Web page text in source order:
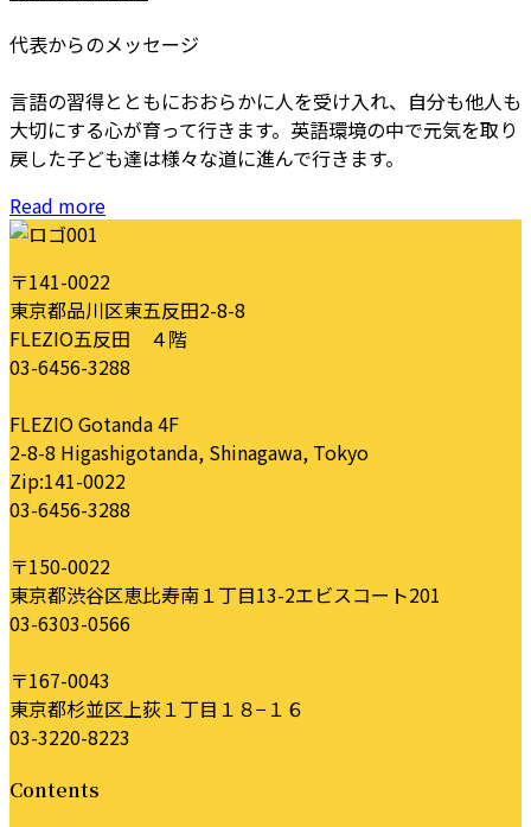
代表からのメッセージ
言語の習得とともにおおらかに人を受け入れ、自分も他人も
大切にする心が育って行きます。英語環境の中で元気を取り
戻した子ども達は様々な道に進んで行きます。
Read more
〒141-0022
東京都品川区東五反田2-8-8
FLEZIO五反田 ４階
03-6456-3288
FLEZIO Gotanda 4F
2-8-8 Higashigotanda, Shinagawa, Tokyo
Zip:141-0022
03-6456-3288
〒150-0022
東京都渋谷区恵比寿南１丁目13-2エビスコート201
03-6303-0566
〒167-0043
東京都杉並区上荻１丁目１８−１６
03-3220-8223
Contents